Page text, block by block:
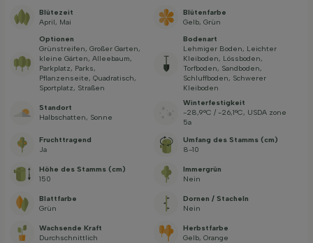
Blütezeit
April, Mai
Blütenfarbe
Gelb, Grün
Optionen
Grünstreifen, Großer Garten,
kleine Gärten, Alleebaum,
Parkplatz, Parks,
Pflanzenseite, Quadratisch,
Sportplatz, Straßen
Bodenart
Lehmiger Boden, Leichter
Kleiboden, Lössboden,
Torfboden, Sandboden,
Schluffboden, Schwerer
Kleiboden
Standort
Halbschatten, Sonne
Winterfestigkeit
-28,9°C / -26,1°C, USDA zone
5a
Fruchttragend
Ja
Umfang des Stamms (cm)
8-10
Höhe des Stamms (cm)
150
Immergrün
Nein
Blattfarbe
Grün
Dornen / Stacheln
Nein
Wachsende Kraft
Durchschnittlich
Herbstfarbe
Gelb, Orange